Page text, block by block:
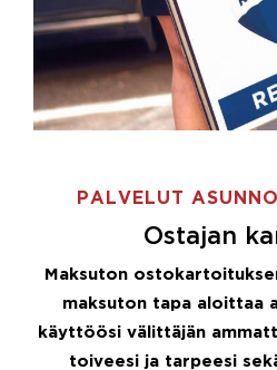
PALVELUT
Ostajan
Maksuton
maksuton tapa aloittaa
käyttöösi välittäjän
toiveesi ja tarpeesi